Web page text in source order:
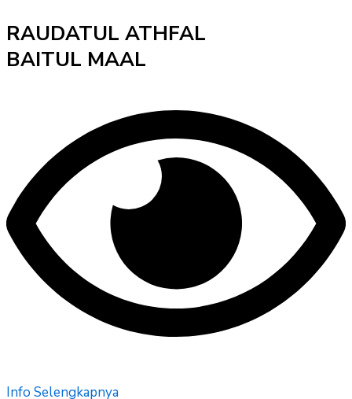
RAUDATUL ATHFAL
BAITUL MAAL
Info Selengkapnya